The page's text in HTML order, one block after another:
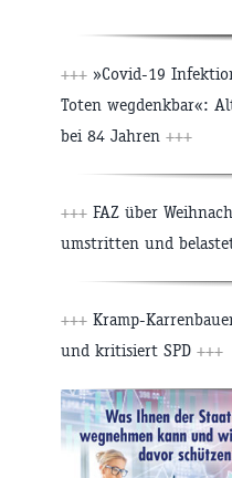
+++ »Covid-19
Toten wegdenkbar«:
bei 84 Jahren +++
+++ FAZ über
umstritten und
+++ Kramp-
und kritisiert SPD +++